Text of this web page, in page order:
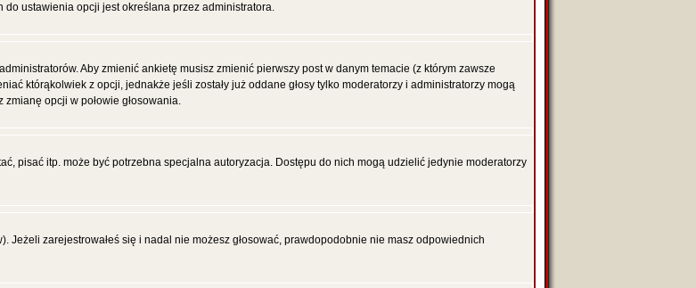
do ustawienia opcji jest określana przez administratora.
Aby zmienić ankietę musisz zmienić pierwszy post w danym temacie (z którym zawsze
którąkolwiek z opcji, jednakże jeśli zostały już oddane głosy tylko moderatorzy i administratorzy mogą
opcji w połowie głosowania.
pisać itp. może być potrzebna specjalna autoryzacja. Dostępu do nich mogą udzielić jedynie moderatorzy
zarejestrowałeś się i nadal nie możesz głosować, prawdopodobnie nie masz odpowiednich